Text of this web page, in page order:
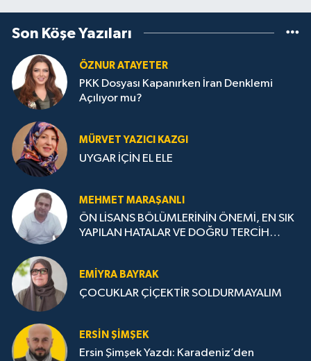
Son Köşe Yazıları
ÖZNUR ATAYETER
PKK Dosyası Kapanırken İran Denklemi
Açılıyor mu?
MÜRVET YAZICI KAZGI
UYGAR İÇİN EL ELE
MEHMET MARAŞANLI
ÖN LİSANS BÖLÜMLERİNİN ÖNEMİ, EN SIK
YAPILAN HATALAR VE DOĞRU TERCİH
EMIYRA BAYRAK
ÇOCUKLAR ÇİÇEKTİR SOLDURMAYALIM
ERSIN ŞIMŞEK
Ersin Şimşek Yazdı: Karadeniz’den